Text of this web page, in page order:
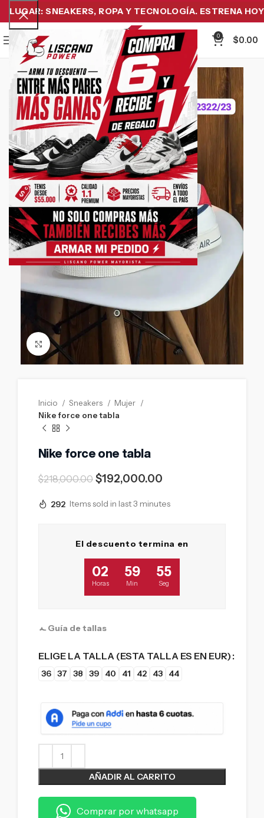
SNEAKERS, ROPA Y TECNOLOGÍA. ESTRENA HOY Y
Menu
0
$0.00
-12%
Click to enlarge
Inicio Sneakers
Mujer
Nike force one tabla
Nike force one tabla
$218,000.00 $192,000.00
292 Items sold in last 3 minutes
El descuento termina en
02
Horas
59
Min
54
Seg
Guía de tallas
ELIGE LA TALLA (ESTA TALLA ES EN EUR)
36 37 38 39 40 41 42 43 44
AÑADIR AL CARRITO
Comprar por whatsapp